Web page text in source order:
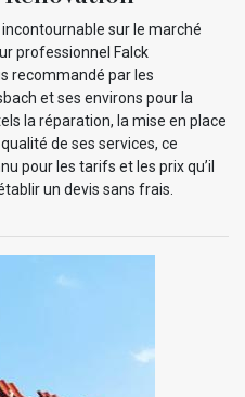
sur le marché
professionnel Falck
recommandé par les
et ses environs pour la
la réparation, la mise en place
de ses services, ce
pour les tarifs et les prix qu’il
un devis sans frais.